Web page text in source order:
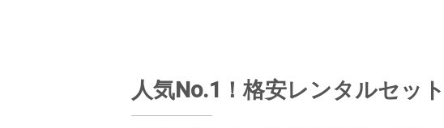
人気No.1！格安レンタルセット